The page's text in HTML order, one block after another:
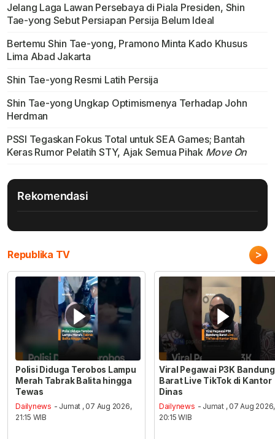
Jelang Laga Lawan Persebaya di Piala Presiden, Shin
Tae-yong Sebut Persiapan Persija Belum Ideal
Bertemu Shin Tae-yong, Pramono Minta Kado Khusus
Lima Abad Jakarta
Shin Tae-yong Resmi Latih Persija
Shin Tae-yong Ungkap Optimismenya Terhadap John
Herdman
PSSI Tegaskan Fokus Total untuk SEA Games; Bantah
Keras Rumor Pelatih STY, Ajak Semua Pihak Move On
Rekomendasi
Republika TV >
Polisi Diduga Terobos Lampu
Merah Tabrak Balita hingga
Tewas
Dailynews - Jumat , 07 Aug 2026,
21:15 WIB
Viral Pegawai P3K Bandung
Barat Live TikTok di Kantor
Dinas
Dailynews - Jumat , 07 Aug 2026,
20:15 WIB